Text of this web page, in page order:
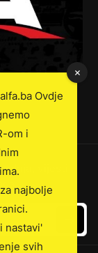
vijesti
Ovdje
om i
najbolje
nastavi'
svih